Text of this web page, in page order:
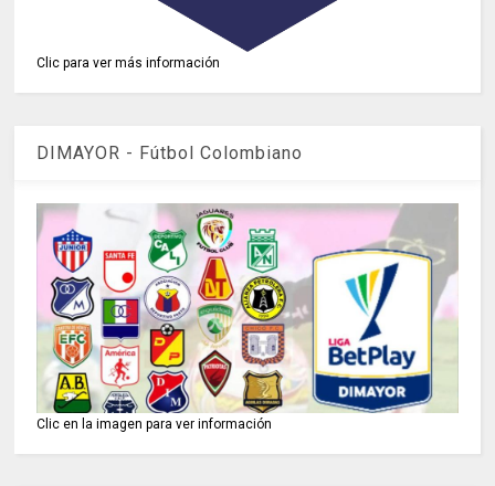
Clic para ver más información
DIMAYOR - Fútbol Colombiano
Clic en la imagen para ver información